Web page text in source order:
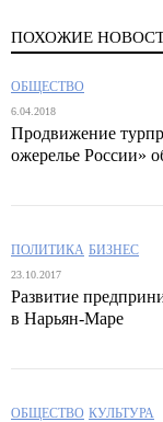
ПОХОЖИЕ
ОБЩЕСТВО
6.04.2018
Продвижение
ожерелье России»
ПОЛИТИКА БИЗНЕС
23.10.2017
Развитие
в Нарьян-Маре
ОБЩЕСТВО КУЛЬТУРА